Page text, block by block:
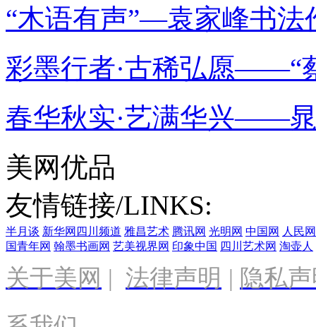
“木语有声”—袁家峰书法
彩墨行者·古稀弘愿——“
春华秋实·艺满华兴——
美网优品
友情链接/LINKS:
半月谈 新华网四川频道 雅昌艺术 腾讯网 光明网 中国网 人民网
国青年网 翰墨书画网 艺美视界网 印象中国 四川艺术网 淘壶人
关于美网 | 法律声明 | 隐私